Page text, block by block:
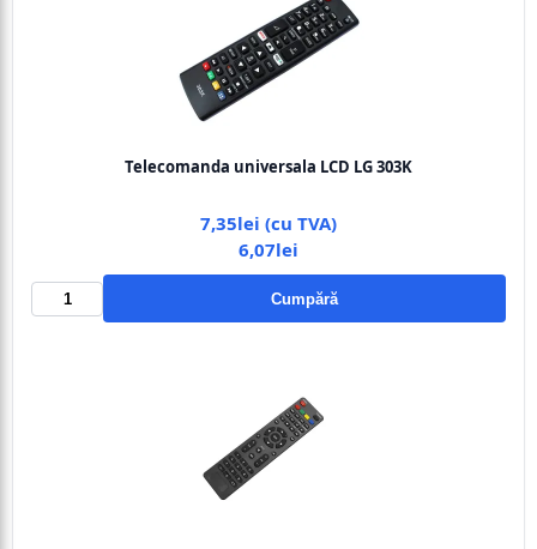
Telecomanda universala LCD LG 303K
7,35lei (cu TVA)
6,07lei
Cumpără